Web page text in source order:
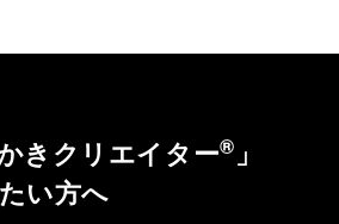
かきクリエイター® 」
い方へ